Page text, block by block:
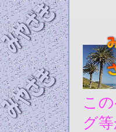
こ
グ